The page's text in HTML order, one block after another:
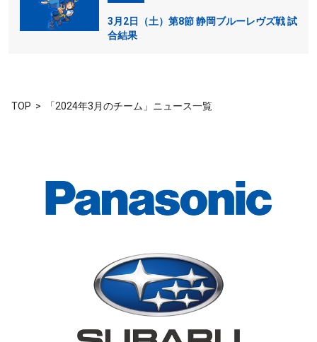
3月2日（土）第8節 静岡ブルーレヴズ戦 試
合結果
TOP 「2024年3月のチーム」ニュース一覧